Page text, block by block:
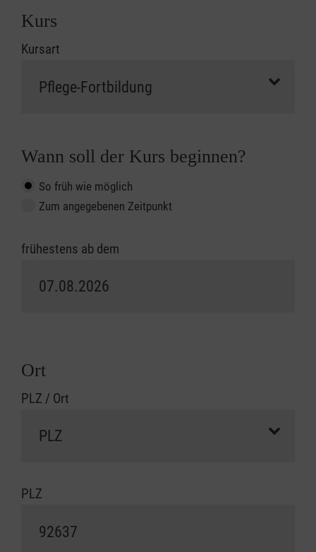
Kurs
Kursart
Wann soll der Kurs beginnen?
So früh wie möglich
Zum angegebenen Zeitpunkt
frühestens ab dem
Ort
PLZ / Ort
PLZ